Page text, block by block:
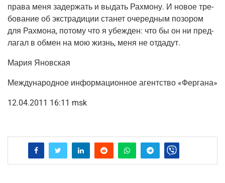
пра­ва меня задер­жать и выдать Рах­мо­ну. И новое тре­
бо­ва­ние об экс­тра­ди­ции ста­нет оче­ред­ным позо­ром
для Рах­мо­на, пото­му что я убеж­ден: что бы он ни пред­
ла­гал в обмен на мою жизнь, меня не отдадут.
Мария Янов­ская
Меж­ду­на­род­ное инфор­ма­ци­он­ное агент­ство «Фер­га­на»
12.04.2011 16:11 msk